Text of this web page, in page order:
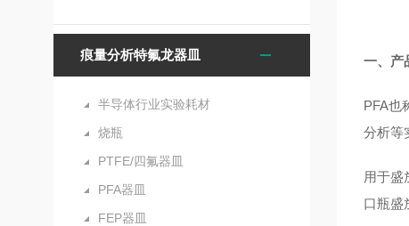
痕量分析特氟龙器皿
半导体行业实验耗材
烧瓶
PTFE/四氟器皿
PFA器皿
FEP器皿
一、产
PFA也
分析等
用于盛
口瓶盛